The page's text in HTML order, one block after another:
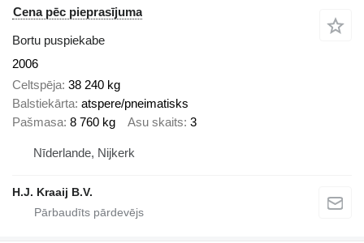
Cena pēc pieprasījuma
Bortu puspiekabe
2006
Celtspēja 38 240 kg
Balstiekārta atspere/pneimatisks
Pašmasa 8 760 kg Asu skaits 3
Nīderlande, Nijkerk
H.J. Kraaij B.V.